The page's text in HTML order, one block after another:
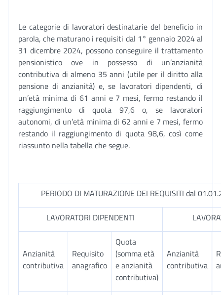
Le categorie di lavoratori destinatarie del beneficio in
parola, che maturano i requisiti dal 1° gennaio 2024 al
31 dicembre 2024, possono conseguire il trattamento
pensionistico ove in possesso di un’anzianità
contributiva di almeno 35 anni (utile per il diritto alla
pensione di anzianità) e, se lavoratori dipendenti, di
un’età minima di 61 anni e 7 mesi, fermo restando il
raggiungimento di quota 97,6 o, se lavoratori
autonomi, di un’età minima di 62 anni e 7 mesi, fermo
restando il raggiungimento di quota 98,6, così come
riassunto nella tabella che segue.
PERIODO DI MATURAZIONE DEI REQUISITI dal
LAVORATORI DIPENDENTI
Anzianità
contributiva
Requisito
anagrafico
Quota
(somma età
e anzianità
contributiva)
Anzianità
contributiva